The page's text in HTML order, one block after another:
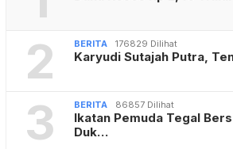
2 BERITA 176829 Dilihat
Karyudi Sutajah Putra,
3 BERITA 86857 Dilihat
Ikatan Pemuda Tegal
Duk…